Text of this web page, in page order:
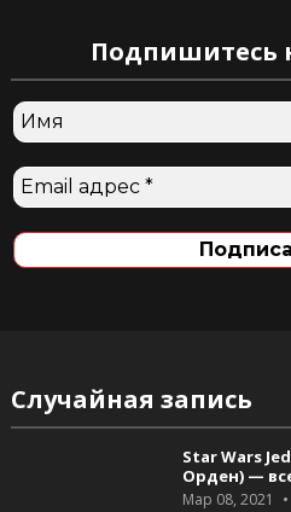
Подпишитесь
Случайная запись
Star Wars
Орден) —
Мар 08, 2021